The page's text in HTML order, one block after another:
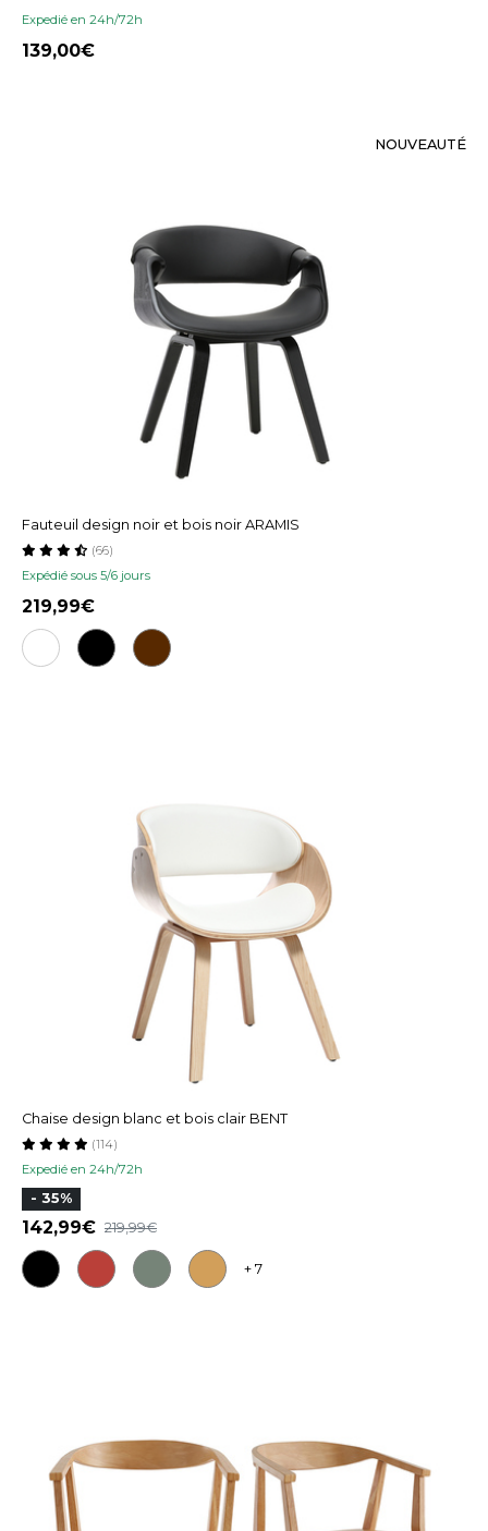
Expedié en 24h/72h
139,00
NOUVEAUTÉ
Fauteuil design noir et bois noir ARAMIS
Expédié sous 5/6 jours
(66)
219,99
Chaise design blanc et bois clair BENT
Expedié en 24h/72h
(114)
- 35%
142,99 219,99
+ 7